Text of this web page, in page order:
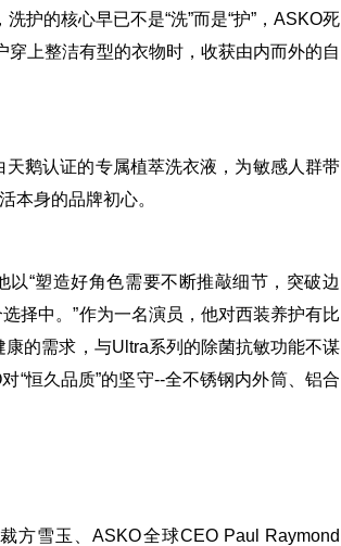
护的核心早已不是“洗”而是“护”，ASKO死
上整洁有型的衣物时，收获由内而外的自
鹅认证的专属植萃洗衣液，为敏感人群带
本身的品牌初心。
“塑造好角色需要不断推敲细节，突破边
择中。”作为一名演员，他对西装养护有比
的需求，与Ultra系列的除菌抗敏功能不谋
“恒久品质”的坚守--全不锈钢内外筒、铝合
雪玉、ASKO全球CEO Paul Raymond